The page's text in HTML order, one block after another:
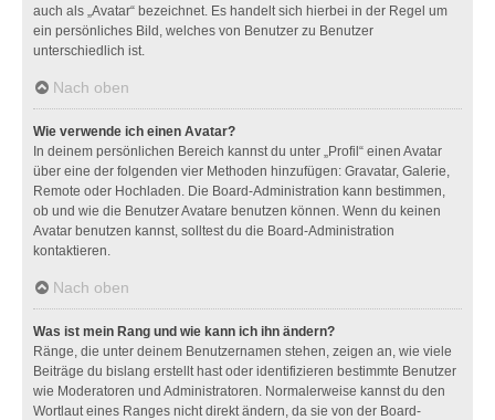
auch als „Avatar“ bezeichnet. Es handelt sich hierbei in der Regel um
ein persönliches Bild, welches von Benutzer zu Benutzer
unterschiedlich ist.
Nach oben
Wie verwende ich einen Avatar?
In deinem persönlichen Bereich kannst du unter „Profil“ einen Avatar
über eine der folgenden vier Methoden hinzufügen: Gravatar, Galerie,
Remote oder Hochladen. Die Board-Administration kann bestimmen,
ob und wie die Benutzer Avatare benutzen können. Wenn du keinen
Avatar benutzen kannst, solltest du die Board-Administration
kontaktieren.
Nach oben
Was ist mein Rang und wie kann ich ihn ändern?
Ränge, die unter deinem Benutzernamen stehen, zeigen an, wie viele
Beiträge du bislang erstellt hast oder identifizieren bestimmte Benutzer
wie Moderatoren und Administratoren. Normalerweise kannst du den
Wortlaut eines Ranges nicht direkt ändern, da sie von der Board-